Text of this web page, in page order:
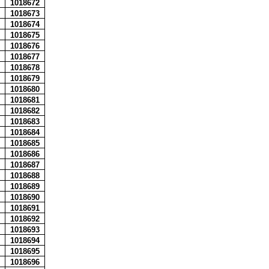
1018672
1018673
1018674
1018675
1018676
1018677
1018678
1018679
1018680
1018681
1018682
1018683
1018684
1018685
1018686
1018687
1018688
1018689
1018690
1018691
1018692
1018693
1018694
1018695
1018696